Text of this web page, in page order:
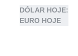
DÓLAR HOJE:
EURO HOJE